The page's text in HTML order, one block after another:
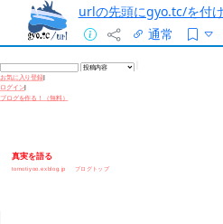
urlの先頭にgyo.tc/を付
通常